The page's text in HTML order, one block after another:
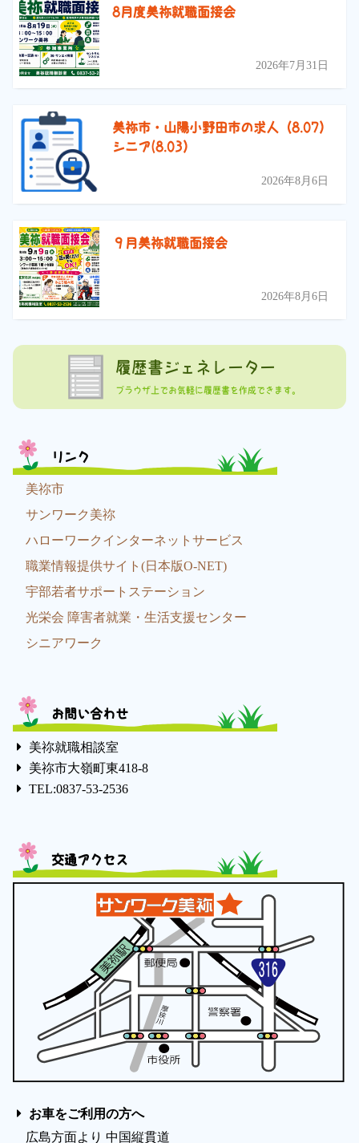
8月度美祢就職面接会
2026年7月31日
美祢市・山陽小野田市の求人（8.07）
シニア(8.03）
2026年8月6日
９月美祢就職面接会
2026年8月6日
履歴書ジェネレーター
ブラウザ上でお気軽に履歴書を作成できます。
リンク
美祢市
サンワーク美祢
ハローワークインターネットサービス
職業情報提供サイト(日本版O-NET)
宇部若者サポートステーション
光栄会 障害者就業・生活支援センター
シニアワーク
お問い合わせ
美祢就職相談室
美祢市大嶺町東418-8
TEL:0837-53-2536
交通アクセス
お車をご利用の方へ
広島方面より 中国縦貫道